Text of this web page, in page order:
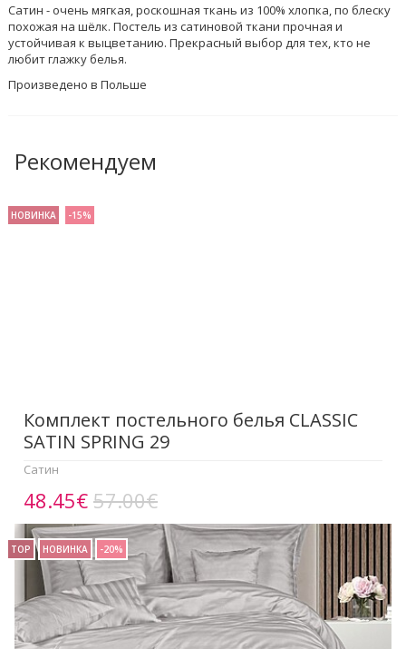
Сатин - очень мягкая, роскошная ткань из 100% хлопка, по блеску
похожая на шёлк. Постель из сатиновой ткани прочная и
устойчивая к выцветанию. Прекрасный выбор для тех, кто не
любит глажку белья.
Произведено в Польше
Рекомендуем
НОВИНКА -15%
Комплект постельного белья CLASSIC
SATIN SPRING 29
Сатин
48.45€57.00€
TOP НОВИНКА -20%